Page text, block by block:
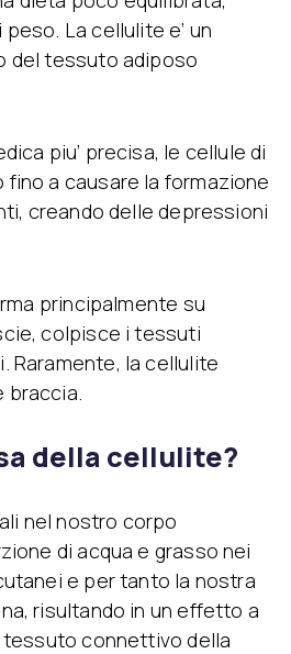
La cellulite e’ un
del tessuto adiposo
piu’ precisa, le cellule di
a causare la formazione
creando delle depressioni
principalmente su
colpisce i tessuti
Raramente, la cellulite
braccia.
della cellulite?
nel nostro corpo
di acqua e grasso nei
e per tanto la nostra
risultando in un effetto a
tessuto connettivo della